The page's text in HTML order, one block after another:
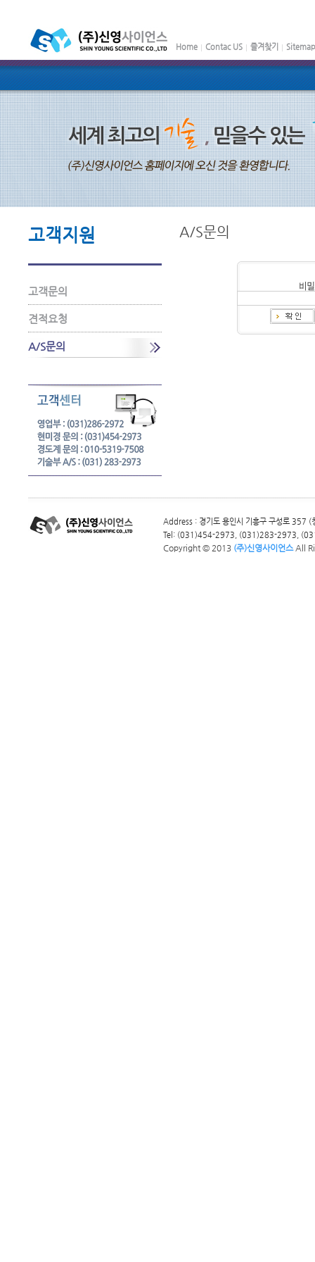
Home Contac US 즐겨찾기 Sitemap
고객지원
고객문의
견적요청
A/S문의
A/S문의
Address : 경기도 용인시 기흥구 구성로 357
Tel: (031)454-2973, (031)283-2973,
Copyright © 2013 (주)신영사이언스All